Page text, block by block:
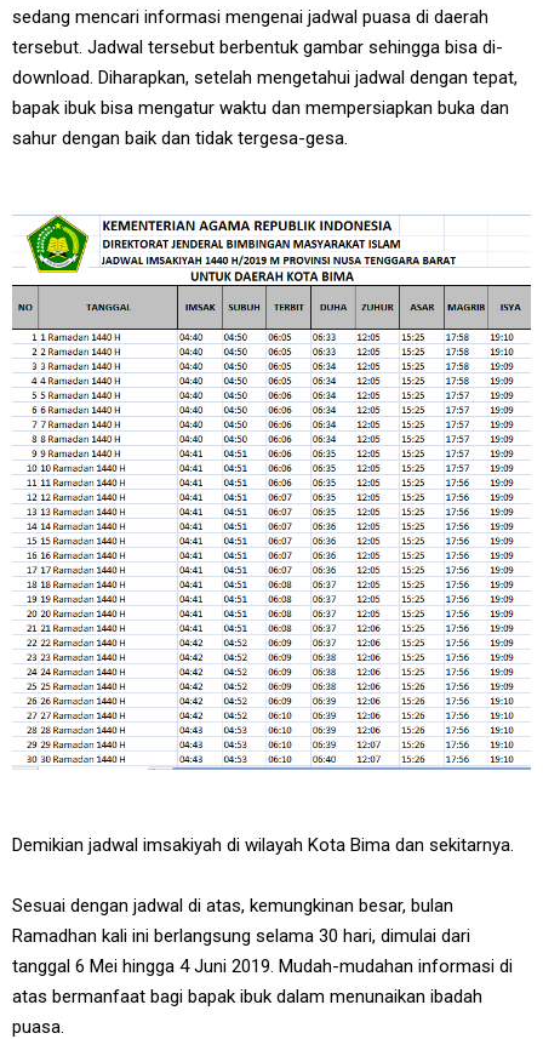
sedang mencari informasi mengenai jadwal puasa di daerah
tersebut. Jadwal tersebut berbentuk gambar sehingga bisa di-
download. Diharapkan, setelah mengetahui jadwal dengan tepat,
bapak ibuk bisa mengatur waktu dan mempersiapkan buka dan
sahur dengan baik dan tidak tergesa-gesa.
Demikian jadwal imsakiyah di wilayah Kota Bima dan sekitarnya.
Sesuai dengan jadwal di atas, kemungkinan besar, bulan
Ramadhan kali ini berlangsung selama 30 hari, dimulai dari
tanggal 6 Mei hingga 4 Juni 2019. Mudah-mudahan informasi di
atas bermanfaat bagi bapak ibuk dalam menunaikan ibadah
puasa.